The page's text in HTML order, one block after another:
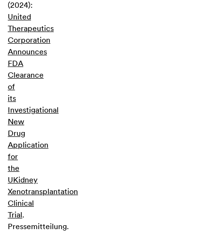
(2024):
United
Therapeutics
Corporation
Announces
FDA
Clearance
of
its
Investigational
New
Drug
Application
for
the
UKidney
Xenotransplantation
Clinical
Trial.
Pressemitteilung.